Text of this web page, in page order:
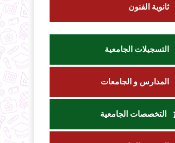
ثانوية الفنون
التسجيلات الجامعية
المدارس و الجامعات
التخصصات الجامعية